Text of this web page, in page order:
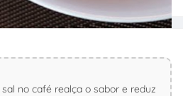
no café realça o sabor e reduz